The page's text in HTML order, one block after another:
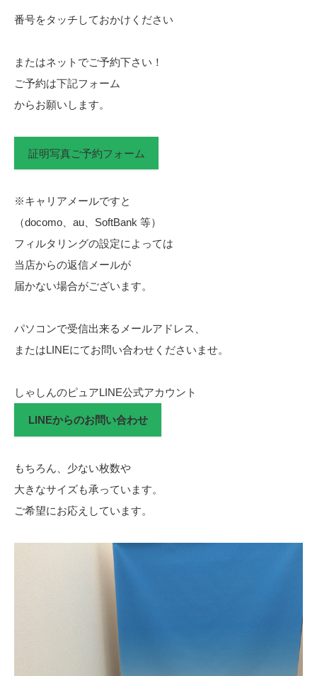
番号をタッチしておかけください
またはネットでご予約下さい！
ご予約は下記フォーム
からお願いします。
証明写真ご予約フォーム
※キャリアメールですと
（docomo、au、SoftBank 等）
フィルタリングの設定によっては
当店からの返信メールが
届かない場合がございます。
パソコンで受信出来るメールアドレス、
またはLINEにてお問い合わせくださいませ。
しゃしんのピュアLINE公式アカウント
LINEからのお問い合わせ
もちろん、少ない枚数や
大きなサイズも承っています。
ご希望にお応えしています。